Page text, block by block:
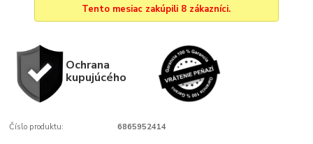
Tento mesiac zakúpili 8 zákazníci.
Ochrana
kupujúcého
Číslo produktu: 6865952414